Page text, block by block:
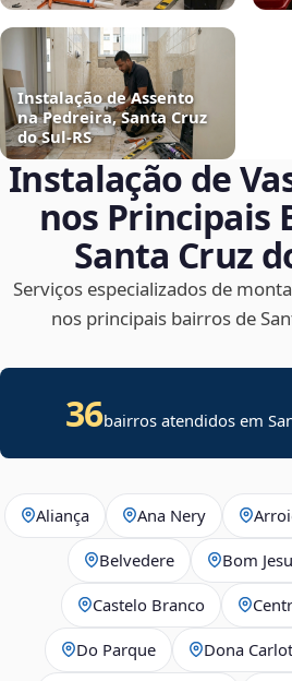
Instalação de Assento
na Pedreira, Santa Cruz
do Sul‑RS
Instalação de
nos Principais
Santa Cruz
Serviços especializados de
nos principais bairros de
36bairros atendidos em
Aliança Ana Nery
Belvedere Bom
Castelo Branco
Do Parque Dona